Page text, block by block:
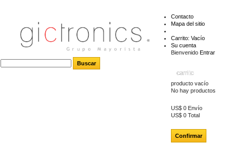
Contacto
Mapa del sitio
Carrito: Vacío
Su cuenta
Bienvenido Entrar
carrito
producto vacío
No hay productos
US$ 0 Envío
US$ 0 Total
Confirmar